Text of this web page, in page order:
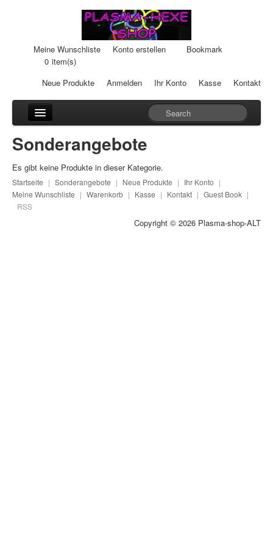
Meine Wunschliste Konto erstellen
Bookmark
0 item(s)
Neue Produkte
Anmelden Ihr Konto Kasse Kontakt
Cream-Dosen
Sonderangebote
Es gibt keine Produkte in dieser Kategorie.
Startseite | Sonderangebote | Neue Produkte | Ihr Konto |
Meine Wunschliste | Warenkorb | Kasse | Kontakt | Guest Book |
RSS
Copyright © 2026 Plasma-shop-ALT